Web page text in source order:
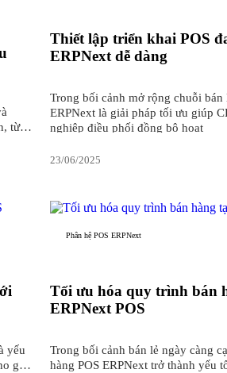
từ
Thiết lập triển khai POS
ERPNext dễ dàng
Trong bối cảnh mở rộng chuỗi bán
ERPNext là giải pháp tối ưu giúp
nghiệp điều phối đồng bộ hoạt
23/06/2025
yếu
giữa
Phân hệ POS ERPNext
Tối ưu hóa quy trình bán
ERPNext POS
Trong bối cảnh bán lẻ ngày càng
hàng POS ERPNext trở thành yếu